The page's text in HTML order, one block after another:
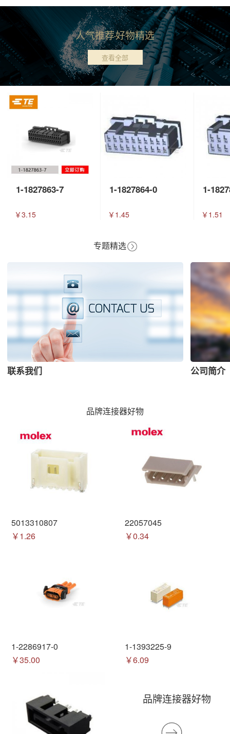
人气推荐好物精选
查看全部
1-1827863-7
￥3.15
1-1827864-0
￥1.45
1-
￥1.51
专题精选
联系我们 公司简介
品牌连接器好物
5013310807
￥1.26
22057045
￥0.34
1-2286917-0
￥35.00
1-1393225-9
￥6.09
品牌连接器好物